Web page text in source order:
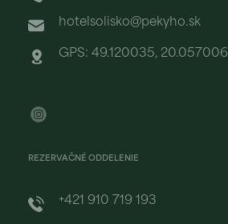
hotelsolisko@pekyho.sk
GPS: 49.120035, 20.057006
REZERVAČNÉ ODDELENIE
+421 910 719 193